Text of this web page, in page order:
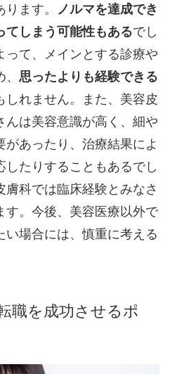
ます。
ノルマを達成でき
てしまう可能性もあるでし
って、メインとする診療や
思ったよりも経験できる
しれません。また、美容皮
んは美容意識が高く、細や
があったり、治療結果によ
したりすることもあるでし
膚科では臨床経験とみなさ
す。今後、美容医療以外で
い場合には、慎重に考える
職を成功させるポ